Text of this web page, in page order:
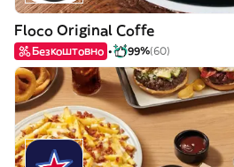
Floco Original Coffe
Безкоштовно 99%(60)